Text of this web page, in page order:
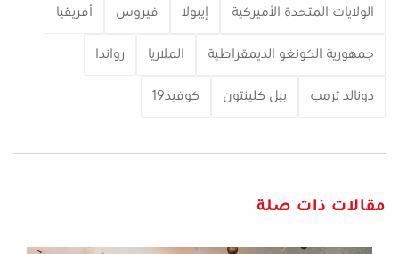
الولايات المتحدة الأميركية إيبولا فيروس أفريقيا
جمهورية الكونغو الديمقراطية الملاريا رواندا
دونالد ترمب بيل كلينتون كوفيد19
مقالات ذات صلة